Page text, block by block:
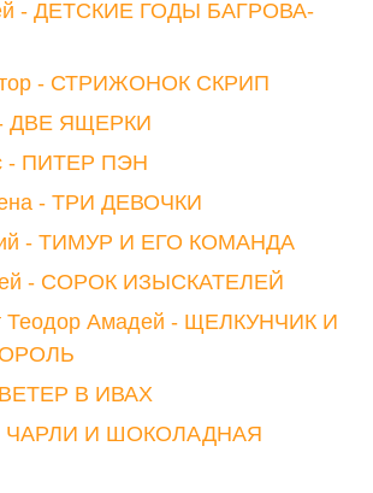
- ДЕТСКИЕ ГОДЫ БАГРОВА-
- СТРИЖОНОК СКРИП
ДВЕ ЯЩЕРКИ
- ПИТЕР ПЭН
- ТРИ ДЕВОЧКИ
- ТИМУР И ЕГО КОМАНДА
- СОРОК ИЗЫСКАТЕЛЕЙ
Теодор Амадей - ЩЕЛКУНЧИК И
ВЕТЕР В ИВАХ
- ЧАРЛИ И ШОКОЛАДНАЯ